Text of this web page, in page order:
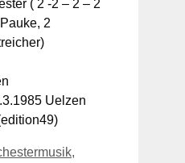
( 2 -2 – 2 – 2
2
Uelzen
,